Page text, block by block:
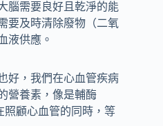
腦需要良好且乾淨的能
要及時清除廢物（二氧
液供應。
好，我們在心血管疾病
營養素，像是輔酶
照顧心血管的同時，等